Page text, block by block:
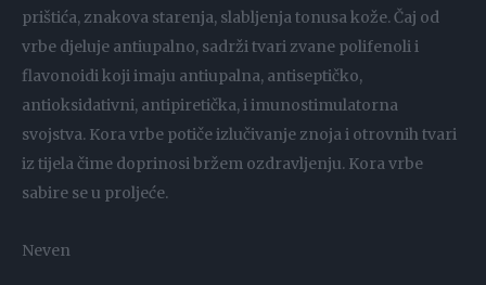
prištića, znakova starenja, slabljenja tonusa kože. Čaj od
vrbe djeluje antiupalno, sadrži tvari zvane polifenoli i
flavonoidi koji imaju antiupalna, antiseptičko,
antioksidativni, antipiretička, i imunostimulatorna
svojstva. Kora vrbe potiče izlučivanje znoja i otrovnih tvari
iz tijela čime doprinosi bržem ozdravljenju. Kora vrbe
sabire se u proljeće.
Neven